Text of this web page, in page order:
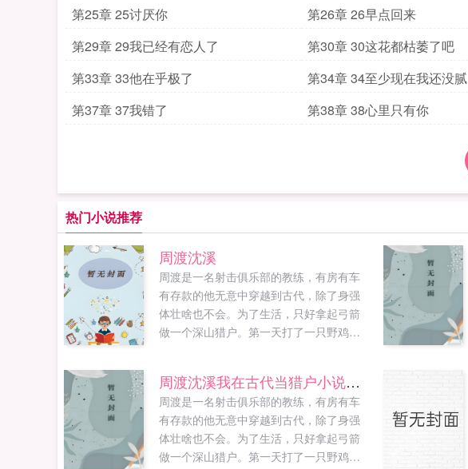
第25章 25讨厌你
第26章 26早点回来
第29章 29我已经有恋人了
第30章 30这花都枯萎了吧
第33章 33他在乎极了
第34章 34至少现在我还没腻
第37章 37我错了
第38章 38心里只有你
热门小说推荐
周渡沈溪
周渡是一名射击俱乐部的教练，有房有车
有存款的他无意中穿越到古代，除了身强
体壮啥也不会。为了生活，只好拿起弓箭
做一个深山猎户。第一天打了一只野鸡，
炊烟，以及那飘来若有似无的香味，怒
了！山下的你能不能不要再做饭了，诱惑
到我了！山下正在做饭的双儿打了个颤，
谁在唠叨我？周渡见到沈溪的第一眼，他
捧着一个碗，小口小口的在吃饭，人漂亮
周渡沈溪我在古代当猎户小说免费在线阅读
周渡是一名射击俱乐部的教练，有房有车
有存款的他无意中穿越到古代，除了身强
体壮啥也不会。为了生活，只好拿起弓箭
做一个深山猎户。第一天打了一只野鸡，